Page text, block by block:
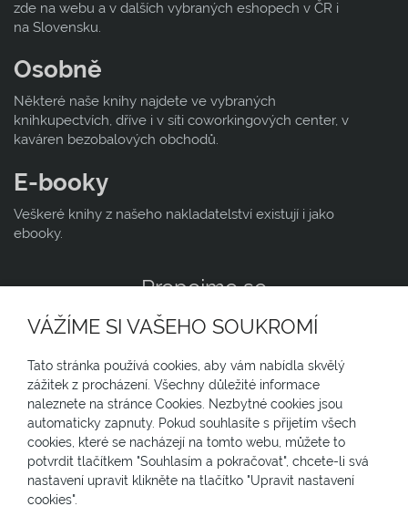
zde na webu a v dalších vybraných eshopech v ČR i
na Slovensku.
Osobně
Některé naše knihy najdete ve vybraných
knihkupectvích, dříve i v síti coworkingových center, v
kaváren bezobalových obchodů.
E-booky
Veškeré knihy z našeho nakladatelství existují i jako
ebooky.
Propojme se
N
Jsme zapojení v
DOMOV KNIHY EBOOKY DOPAD
NEWSLETTER
Chcete-li párkrát do roka kdostávat informace o dění
okolo našich knih, o tom jak se které daří včetně tématu
či firem, kterým se ta která kniha věnuje, co plánujeme,
VÁŽÍME SI VAŠEHO SOUKROMÍ
Tato stránka používá cookies, aby vám nabídla skvělý
zážitek z procházení. Všechny důležité informace
naleznete na stránce Cookies. Nezbytné cookies jsou
automaticky zapnuty. Pokud souhlasíte s přijetím všech
cookies, které se nacházejí na tomto webu, můžete to
potvrdit tlačítkem "Souhlasím a pokračovat", chcete-li svá
nastavení upravit klikněte na tlačítko "Upravit nastavení
cookies".